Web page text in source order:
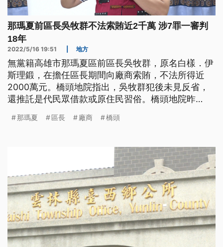
那瑪夏前區長吳牧群不法索賄近2千萬 涉7罪一審判
18年
2022/5/16 19:51 地方
無黨籍高雄市那瑪夏區前區長吳牧群，原名白樣．伊
斯理鍛，在擔任區長期間向廠商索賄，不法所得近
2000萬元。橋頭地院指出，吳牧群犯後未見反省，
還推託是代民眾借款或原住民習俗。橋頭地院昨
18年；行賄包商則是3個月到1年2個月不等，全案還
那瑪夏 區長 廠商 橋頭